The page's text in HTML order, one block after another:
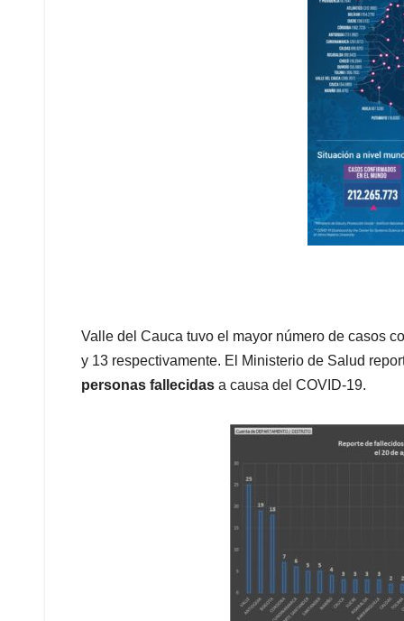
Valle del Cauca tuvo el mayor número de casos
y 13 respectivamente. El Ministerio de Salud
personas fallecidas a causa del COVID-19.